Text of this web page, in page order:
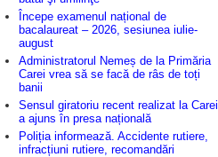
Începe examenul național de
bacalaureat – 2026, sesiunea iulie-
august
Administratorul Nemeș de la Primăria
Carei vrea să se facă de râs de toți
banii
Sensul giratoriu recent realizat la Carei
a ajuns în presa națională
Poliția informează. Accidente rutiere,
infracțiuni rutiere, recomandări